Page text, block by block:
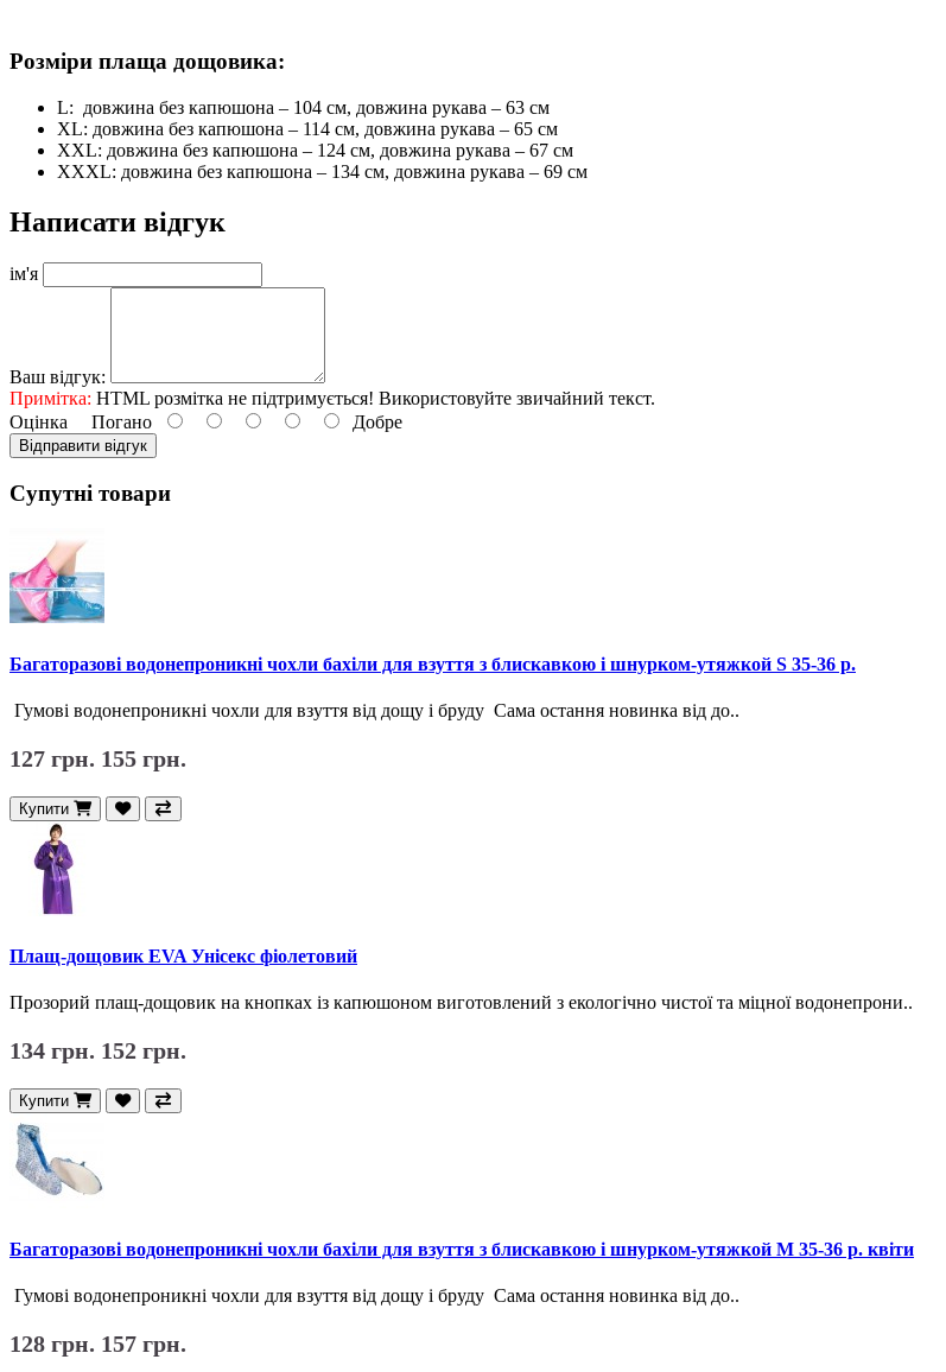
Розміри плаща дощовика:
L: довжина без капюшона – 104 см, довжина рукава – 63 см
XL: довжина без капюшона – 114 см, довжина рукава – 65 см
XXL: довжина без капюшона – 124 см, довжина рукава – 67 см
XXXL: довжина без капюшона – 134 см, довжина рукава – 69 см
Написати відгук
ім'я
Ваш відгук:
Примітка: HTML розмітка не підтримується! Використовуйте звичайний текст.
Оцінка Погано Добре
Відправити відгук
Супутні товари
Багаторазові водонепроникні чохли бахіли для взуття з блискавкою і шнурком-утяжкой S 35-36 р.
Гумові водонепроникні чохли для взуття від дощу і бруду Сама остання новинка від до..
127 грн. 155 грн.
Купити
Плащ-дощовик EVA Унісекс фіолетовий
Прозорий плащ-дощовик на кнопках із капюшоном виготовлений з екологічно чистої та міцної водонепрони..
134 грн. 152 грн.
Купити
Багаторазові водонепроникні чохли бахіли для взуття з блискавкою і шнурком-утяжкой М 35-36 р. квіти
Гумові водонепроникні чохли для взуття від дощу і бруду Сама остання новинка від до..
128 грн. 157 грн.